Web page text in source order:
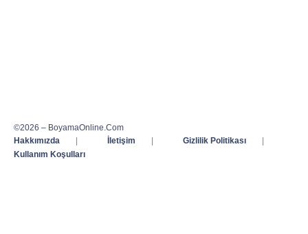
©2026 – BoyamaOnline.Com
Hakkımızda
| İletişim | Gizlilik Politikası
|
Kullanım Koşulları